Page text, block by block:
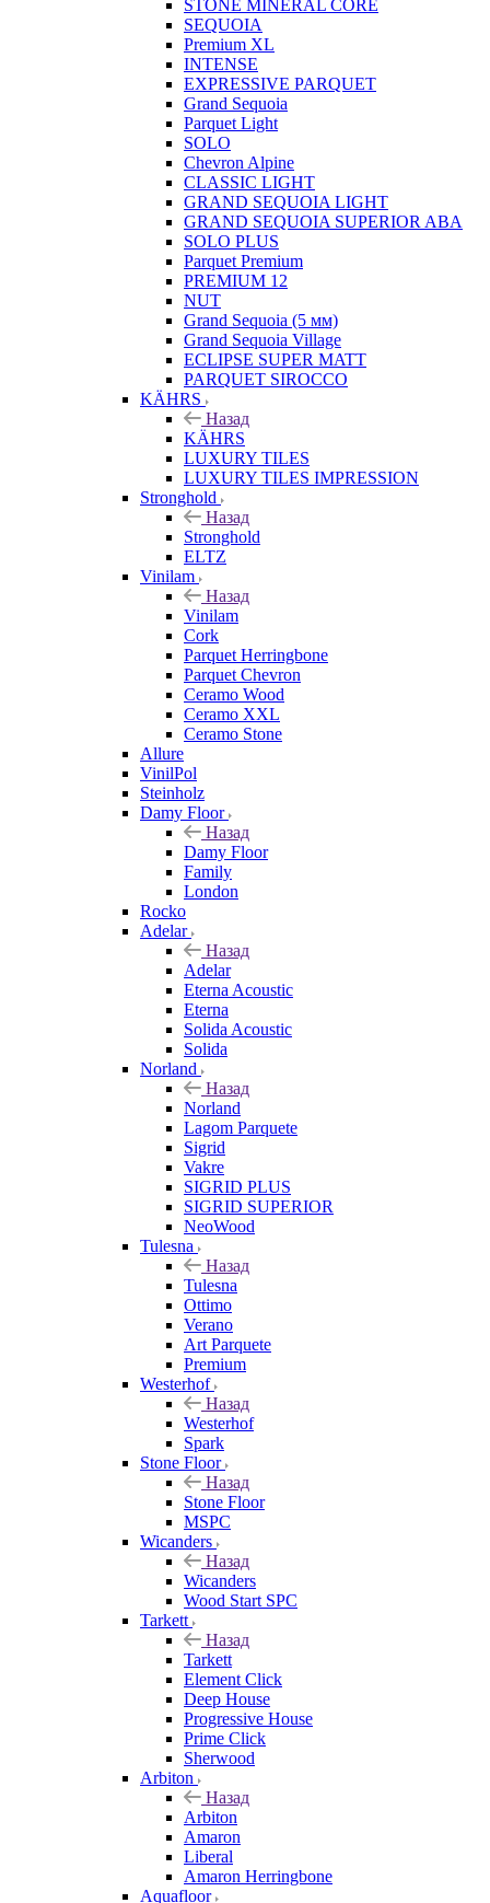
STONE MINERAL CORE
SEQUOIA
Premium XL
INTENSE
EXPRESSIVE PARQUET
Grand Sequoia
Parquet Light
SOLO
Chevron Alpine
CLASSIC LIGHT
GRAND SEQUOIA LIGHT
GRAND SEQUOIA SUPERIOR ABA
SOLO PLUS
Parquet Premium
PREMIUM 12
NUT
Grand Sequoia (5 мм)
Grand Sequoia Village
ECLIPSE SUPER MATT
PARQUET SIROCCO
KÄHRS
Назад
KÄHRS
LUXURY TILES
LUXURY TILES IMPRESSION
Stronghold
Назад
Stronghold
ELTZ
Vinilam
Назад
Vinilam
Cork
Parquet Herringbone
Parquet Chevron
Ceramo Wood
Ceramo XXL
Ceramo Stone
Allure
VinilPol
Steinholz
Damy Floor
Назад
Damy Floor
Family
London
Rocko
Adelar
Назад
Adelar
Eterna Acoustic
Eterna
Solida Acoustic
Solida
Norland
Назад
Norland
Lagom Parquete
Sigrid
Vakre
SIGRID PLUS
SIGRID SUPERIOR
NeoWood
Tulesna
Назад
Tulesna
Ottimo
Verano
Art Parquete
Premium
Westerhof
Назад
Westerhof
Spark
Stone Floor
Назад
Stone Floor
MSPC
Wicanders
Назад
Wicanders
Wood Start SPC
Tarkett
Назад
Tarkett
Element Click
Deep House
Progressive House
Prime Click
Sherwood
Arbiton
Назад
Arbiton
Amaron
Liberal
Amaron Herringbone
Aquafloor